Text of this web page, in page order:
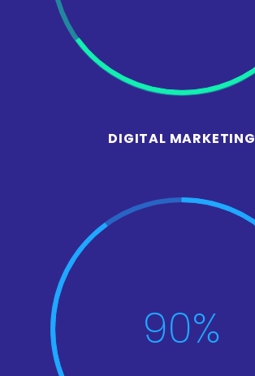
DIGITAL MARKETING
90%